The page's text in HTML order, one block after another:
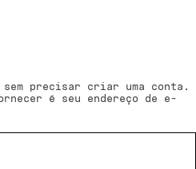
sem precisar criar uma conta.
é seu endereço de e-